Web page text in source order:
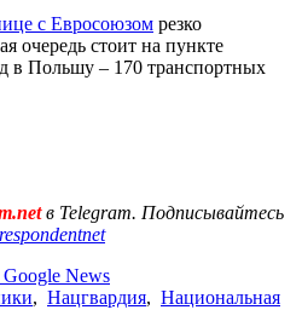
с Евросоюзом резко
очередь стоит на пункте
в Польшу – 170 транспортных
в Telegram. Подписывайтесь
News
, Нацгвардия, Национальная